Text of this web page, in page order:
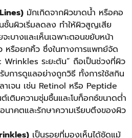
มักเกิดจากผิวขาดน้ำ หรือคอ
ชั้นผิวเริ่มลดลง ทำให้ผิวสูญเสีย
ะบางและเห็นเฉพาะตอนขยับหน้า
หรือยกคิ้ว ซึ่งในทางการแพทย์จัด
ระยะต้น” ถือเป็นช่วงที่ผิว
การดูแลอย่างถูกวิธี ทั้งการใช้สกิน
าเจน เช่น Retinol หรือ Peptide
เติมความชุ่มชื้นและโบท็อกซ์ขนาดต่ำ
นาคตและรักษาความเรียบตึงของผิว
เป็นรอยที่มองเห็นได้ชัดแม้